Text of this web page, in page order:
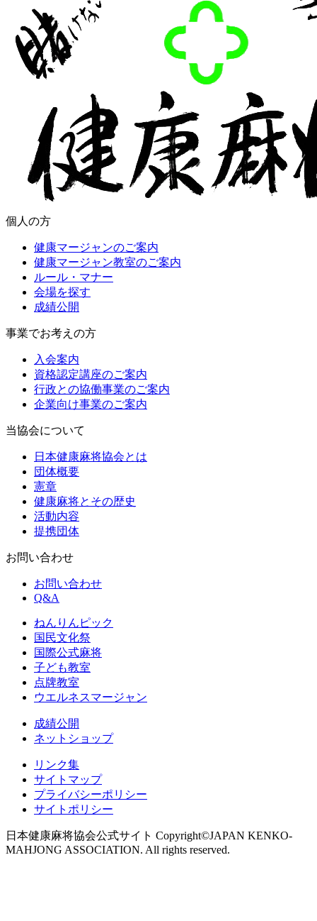
個人の方
健康マージャンのご案内
健康マージャン教室のご案内
ルール・マナー
会場を探す
成績公開
事業でお考えの方
入会案内
資格認定講座のご案内
行政との協働事業のご案内
企業向け事業のご案内
当協会について
日本健康麻将協会とは
団体概要
憲章
健康麻将とその歴史
活動内容
提携団体
お問い合わせ
お問い合わせ
Q&A
ねんりんピック
国民文化祭
国際公式麻将
子ども教室
点牌教室
ウエルネスマージャン
成績公開
ネットショップ
リンク集
サイトマップ
プライバシーポリシー
サイトポリシー
日本健康麻将協会公式サイト Copyright©JAPAN KENKO-
MAHJONG ASSOCIATION. All rights reserved.